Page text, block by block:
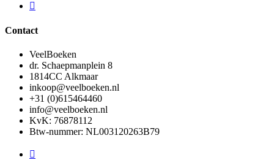
Contact
VeelBoeken
dr. Schaepmanplein 8
1814CC Alkmaar
inkoop@veelboeken.nl
+31 (0)615464460
info@veelboeken.nl
KvK: 76878112
Btw-nummer: NL003120263B79